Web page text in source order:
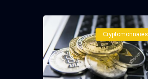
Cryptomonnaies